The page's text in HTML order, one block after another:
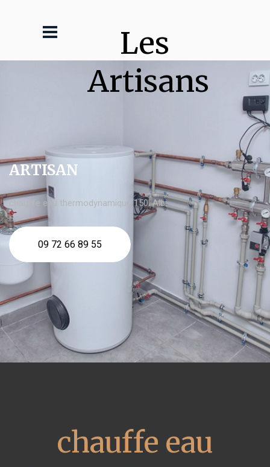
Les
Artisans
ARTISAN
chauffe eau thermodynamique 150l Albi
09 72 66 89 55
chauffe eau